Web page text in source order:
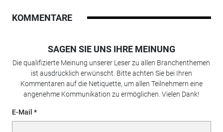
KOMMENTARE
SAGEN SIE UNS IHRE MEINUNG
Die qualifizierte Meinung unserer Leser zu allen Branchenthemen
ist ausdrücklich erwünscht. Bitte achten Sie bei Ihren
Kommentaren auf die Netiquette, um allen Teilnehmern eine
angenehme Kommunikation zu ermöglichen. Vielen Dank!
E-Mail